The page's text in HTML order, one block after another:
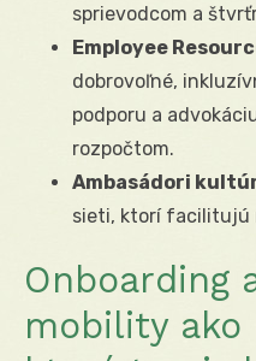
sprievodcom a
Employee
dobrovoľné,
podporu a
rozpočtom.
Ambasádori
sieti, ktorí facilitujú
Onboarding
mobility ako